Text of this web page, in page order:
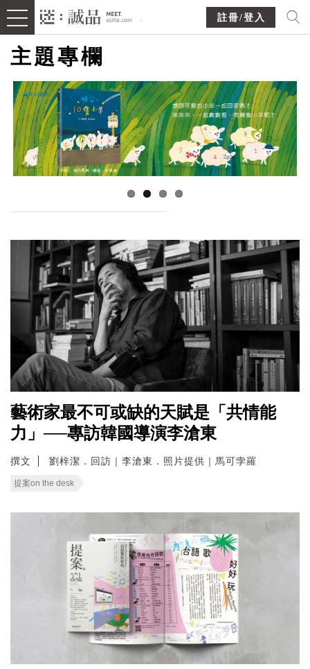
註冊/登入
主題專欄
藝術家最不可或缺的天賦是「共情能
力」──專訪韓國導演李滄東
撰文 劉梓潔．回訪｜李滄東．照片提供｜馬可孛羅
提案on the desk